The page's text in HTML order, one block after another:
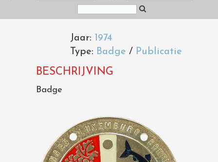
Jaar: 1974
Type: Badge / Publicatie
BESCHRIJVING
Badge